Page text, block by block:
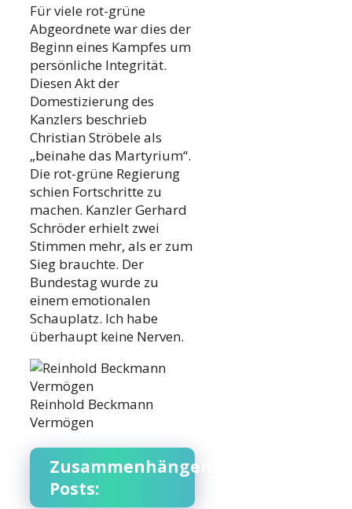
Für viele rot-grüne
Abgeordnete war dies der
Beginn eines Kampfes um
persönliche Integrität.
Diesen Akt der
Domestizierung des
Kanzlers beschrieb
Christian Ströbele als
„beinahe das Martyrium“.
Die rot-grüne Regierung
schien Fortschritte zu
machen. Kanzler Gerhard
Schröder erhielt zwei
Stimmen mehr, als er zum
Sieg brauchte. Der
Bundestag wurde zu
einem emotionalen
Schauplatz. Ich habe
überhaupt keine Nerven.
Reinhold Beckmann
Vermögen
Zusammenhängende
Posts: